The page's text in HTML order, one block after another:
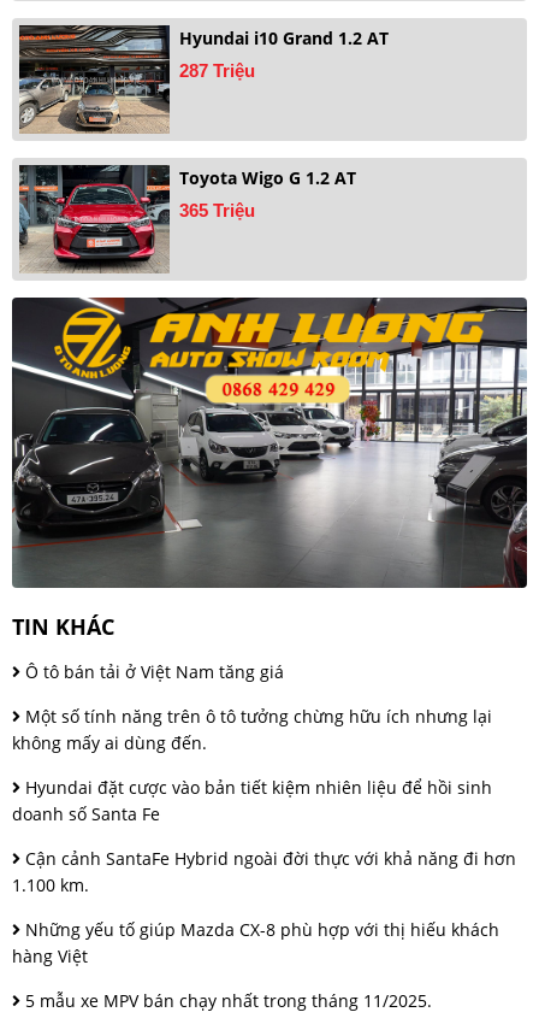
Hyundai i10 Grand 1.2 AT
287 Triệu
Toyota Wigo G 1.2 AT
365 Triệu
TIN KHÁC
Ô tô bán tải ở Việt Nam tăng giá
Một số tính năng trên ô tô tưởng chừng hữu ích nhưng lại
không mấy ai dùng đến.
Hyundai đặt cược vào bản tiết kiệm nhiên liệu để hồi sinh
doanh số Santa Fe
Cận cảnh SantaFe Hybrid ngoài đời thực với khả năng đi hơn
1.100 km.
Những yếu tố giúp Mazda CX-8 phù hợp với thị hiếu khách
hàng Việt
5 mẫu xe MPV bán chạy nhất trong tháng 11/2025.